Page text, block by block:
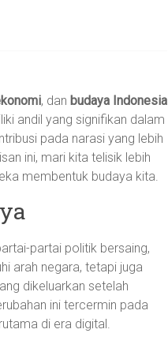
, dan budaya Indonesia
andil yang signifikan dalam
pada narasi yang lebih
ini, mari kita telisik lebih
membentuk budaya kita.
partai politik bersaing,
arah negara, tetapi juga
dikeluarkan setelah
ini tercermin pada
di era digital.